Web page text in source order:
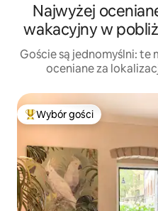
Najwyżej
wakacyjny w
Goście są jednomyślni: te
oceniane za
Najpopularniejsze z
Wybór gości